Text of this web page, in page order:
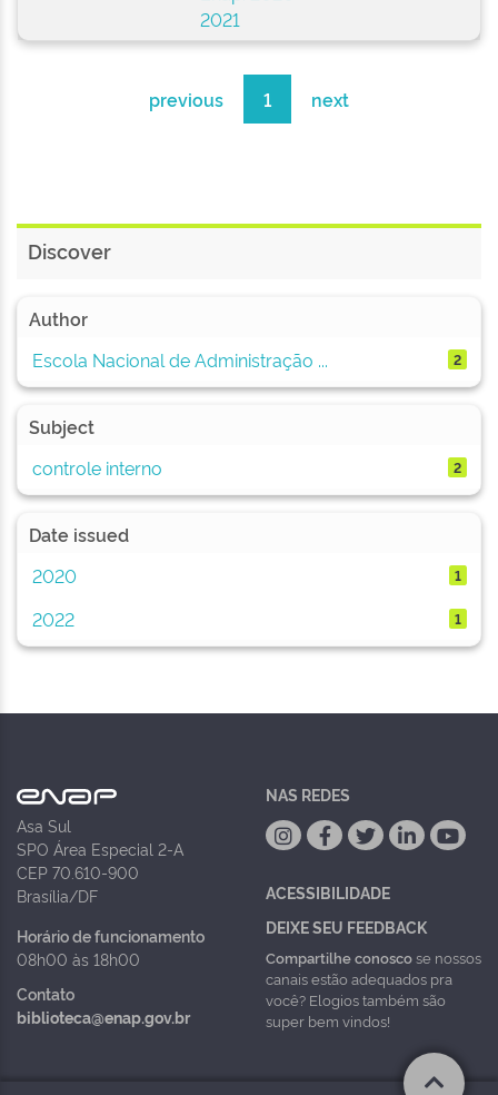
2021
previous 1 next
Discover
Author
Escola Nacional de Administração ...
2
Subject
controle interno
2
Date issued
2020
1
2022 1
Asa Sul
SPO Área Especial 2-A
CEP 70.610-900
Brasília/DF
Horário de funcionamento
08h00 às 18h00
Contato
biblioteca@enap.gov.br
NAS REDES
ACESSIBILIDADE
DEIXE SEU FEEDBACK
Compartilhe conoscose nossos
canais estão adequados pra
você? Elogios também são
super bem vindos!